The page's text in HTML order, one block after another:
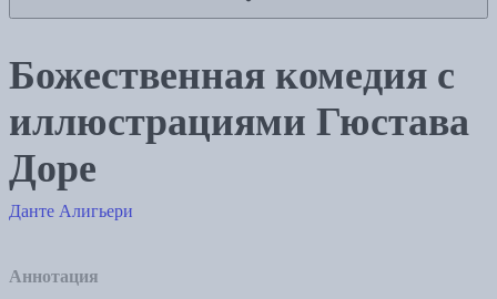
Божественная комедия с
иллюстрациями Гюстава
Доре
Данте Алигьери
Аннотация